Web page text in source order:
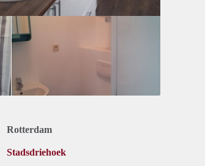
Rotterdam
Stadsdriehoek